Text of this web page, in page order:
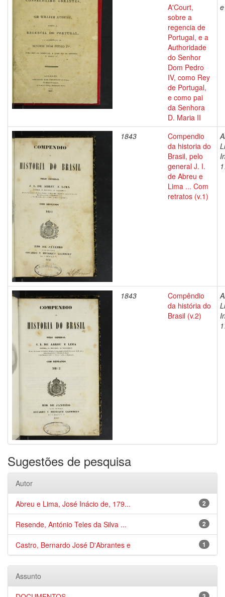
A'Court,
sobre a
regencia de
Portugal, e a
Authoridade
do Senhor
Dom Pedro
IV, como Rey
de Portugal,
e como pai
da Senhora
D. Maria II
e
1843
Compendio
da historia do
Brasil, pelo
general J. I.
de Abreu e
Lima ... Com
retratos (v.1)
1843
Compêndio
da história do
Brasil (v.2)
Sugestões de pesquisa
Autor
2
Abreu e Lima, José Inácio de, 179...
2
Resende, António Teles da Silva ...
1
Castro, Bernardo José D'Abrantes e
Assunto